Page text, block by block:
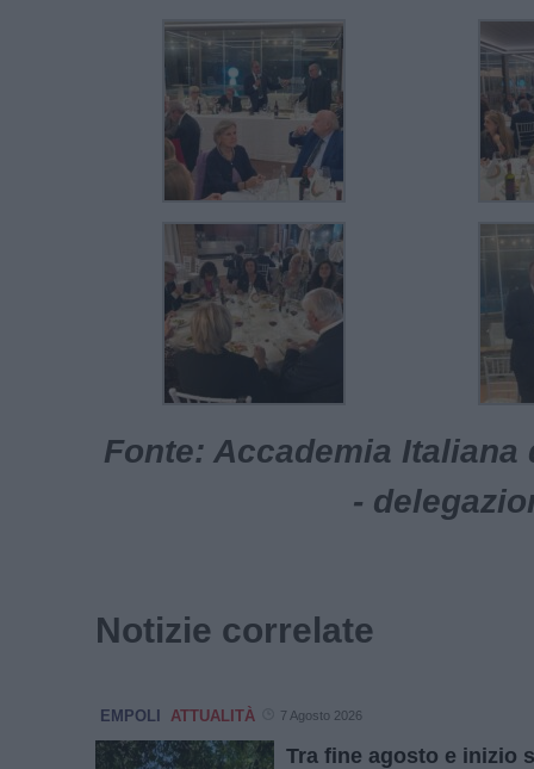
Fonte: Accademia Italiana
-
Notizie correlate
EMPOLI ATTUALITÀ 7 Agosto 2026
Tra fine agosto e inizio